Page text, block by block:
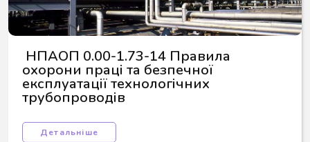
охорони праці та безпечної
експлуатації технологічних
трубопроводів
Детальніше